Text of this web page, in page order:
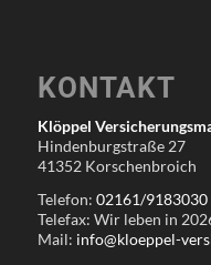
KONTAKT
Klöppel
Hindenburgstraße 27
41352 Korschenbroich
Telefon: 02161/9183030
Telefax: Wir leben in
Mail: info@kloeppel-